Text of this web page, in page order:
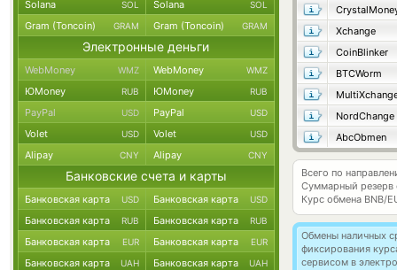
Xchange
CoinBlinker
BTCWorm
NordChange
AbcObmen
Всего по
Суммарный резерв
Курс обмена BNB/
Обмены наличных
фиксирования
сервисом в
Solana SOL Solana SOL
Gram (Toncoin) GRAM Gram (Toncoin) GRAM
Электронные деньги
WebMoney WMZ WebMoney WMZ
ЮMoney RUB ЮMoney RUB
PayPal USD PayPal USD
Volet USD Volet USD
Alipay CNY Alipay CNY
Банковские счета и карты
Банковская карта USD Банковская карта USD
Банковская карта RUB Банковская карта RUB
Банковская карта EUR Банковская карта EUR
Банковская карта UAH Банковская карта UAH